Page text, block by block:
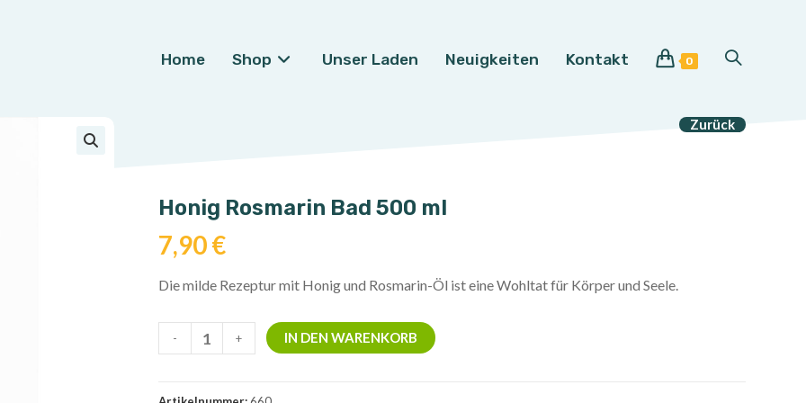
Home Shop Unser Laden Neuigkeiten Kontakt 0 Website-
Zurück
Honig Rosmarin Bad 500 ml
7,90€
Die milde Rezeptur mit Honig und Rosmarin-Öl ist eine Wohltat für Körper und Seele.
Rosmarin
- + IN DEN WARENKORB